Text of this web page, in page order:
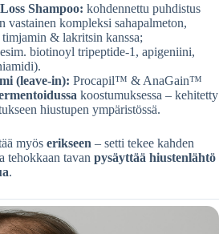
Shampoo: kohdennettu puhdistus
vastainen kompleksi sahapalmeton,
& lakritsin kanssa;
biotinoyl tripeptide-1, apigeniini,
(leave-in): Procapil™ & AnaGain™
koostumuksessa – kehitetty
hiustupen ympäristössä.
myös erikseen – setti tekee kahden
tehokkaan tavan pysäyttää hiustenlähtö
.